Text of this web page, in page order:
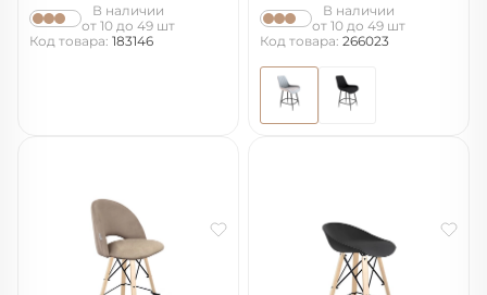
В наличии
от 10 до 49 шт
Код товара: 183146
В наличии
от 10 до 49 шт
Код товара: 266023